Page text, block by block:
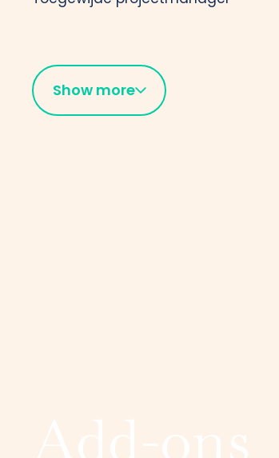
Show more